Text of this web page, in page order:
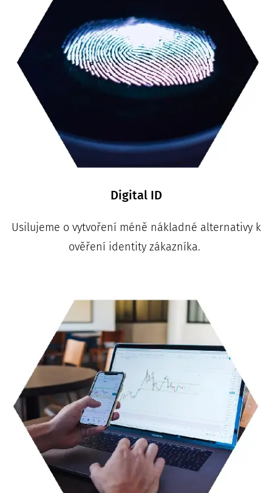
Digital ID
Usilujeme o vytvoření méně nákladné alternativy k
ověření identity zákazníka.